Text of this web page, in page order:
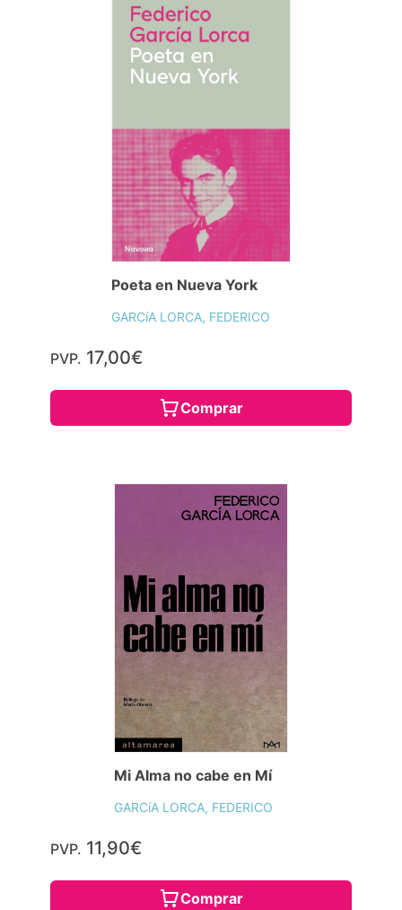
Poeta en Nueva York
GARCíA LORCA, FEDERICO
PVP. 17,00€
Comprar
Mi Alma no cabe en Mí
GARCíA LORCA, FEDERICO
PVP. 11,90€
Comprar